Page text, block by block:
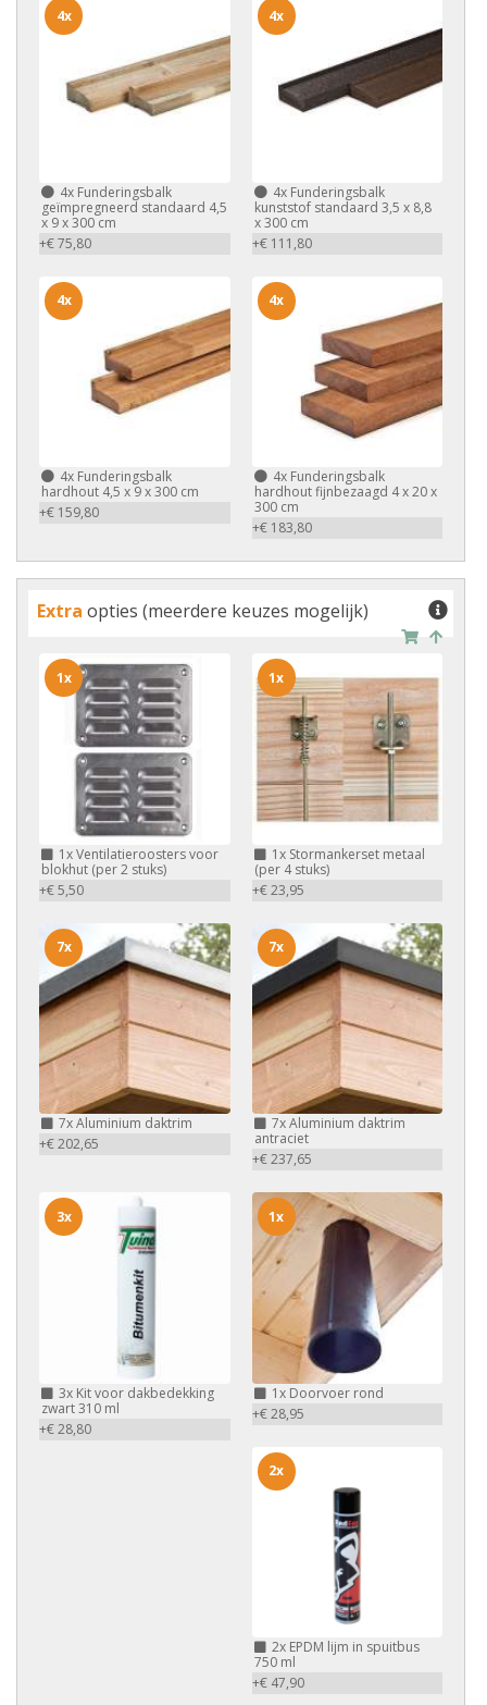
4x Funderingsbalk
geïmpregneerd standaard 4,5
x 9 x 300 cm
+€ 75,80
4x
4xFunderingsbalk
kunststof standaard 3,5 x 8,8
x 300 cm
+€ 111,80
4x
4x Funderingsbalk
hardhout 4,5 x 9 x 300 cm
+€ 159,80
4x
4xFunderingsbalk
hardhout fijnbezaagd 4 x 20 x
300 cm
+€ 183,80
4x
Extra opties (meerdere keuzes mogelijk)
1xVentilatieroosters voor
blokhut (per 2 stuks)
+€ 5,50
1x
1xStormankerset metaal
(per 4 stuks)
+€ 23,95
1x
7xAluminium daktrim
+€ 202,65
7x
7xAluminium daktrim
antraciet
+€ 237,65
7x
3x Kit voor dakbedekking
zwart 310 ml
+€ 28,80
3x
1xDoorvoer rond
+€ 28,95
1x
2xEPDM lijm in spuitbus
750 ml
+€ 47,90
2x